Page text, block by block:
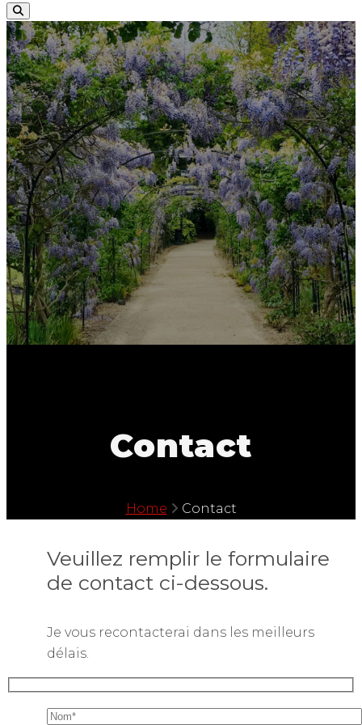
Contact
Home Contact
Veuillez remplir le formulaire
de contact ci-dessous.
Je vous recontacterai dans les meilleurs
délais.